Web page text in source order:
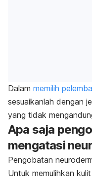
Dalam memilih
sesuaikanlah dengan
yang tidak
Apa saja
mengatasi
Pengobatan
Untuk memulihkan